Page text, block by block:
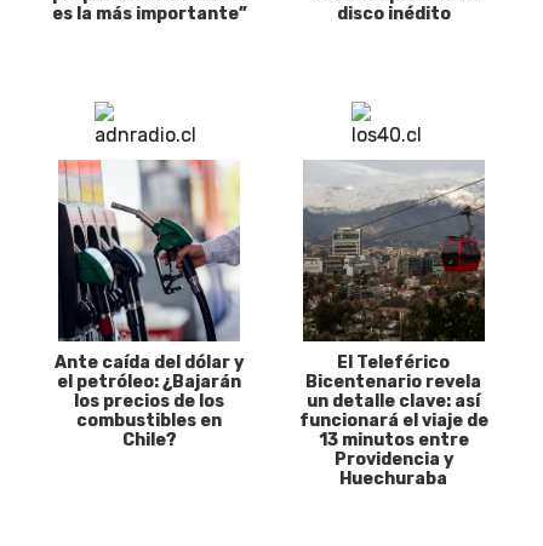
es la más importante”
disco inédito
Ante caída del dólar y
el petróleo: ¿Bajarán
los precios de los
combustibles en
Chile?
El Teleférico
Bicentenario revela
un detalle clave: así
funcionará el viaje de
13 minutos entre
Providencia y
Huechuraba